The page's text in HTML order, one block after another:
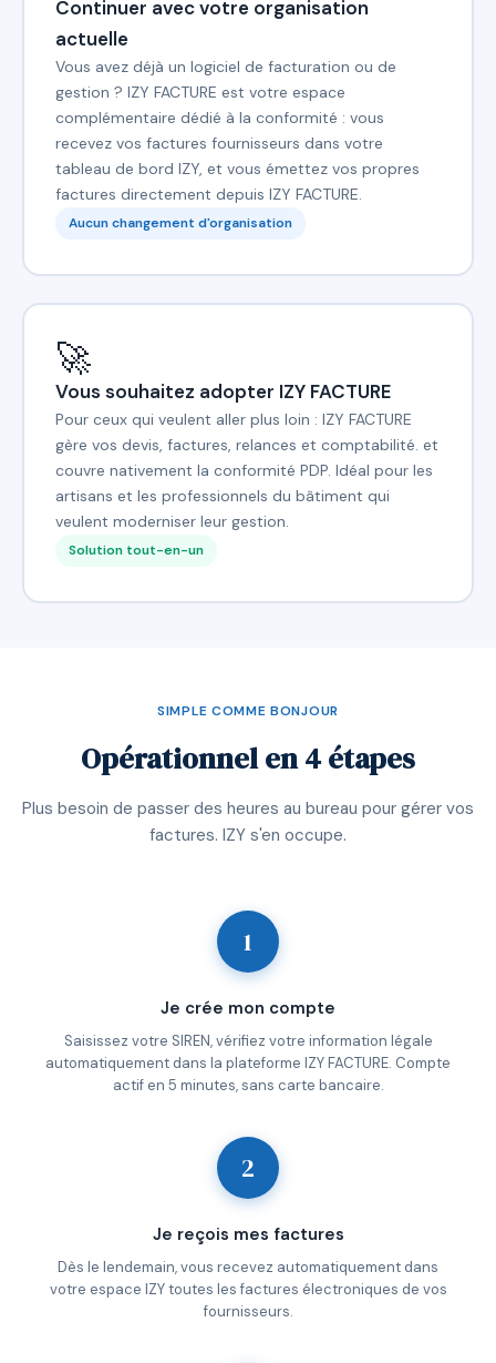
Continuer avec votre organisation
actuelle
Vous avez déjà un logiciel de facturation ou de
gestion ? IZY FACTURE est votre espace
complémentaire dédié à la conformité : vous
recevez vos factures fournisseurs dans votre
tableau de bord IZY, et vous émettez vos propres
factures directement depuis IZY FACTURE.
Aucun changement d'organisation
🚀
Vous souhaitez adopter IZY FACTURE
Pour ceux qui veulent aller plus loin : IZY FACTURE
gère vos devis, factures, relances et comptabilité. et
couvre nativement la conformité PDP. Idéal pour les
artisans et les professionnels du bâtiment qui
veulent moderniser leur gestion.
Solution tout-en-un
SIMPLE COMME BONJOUR
Opérationnel en 4 étapes
Plus besoin de passer des heures au bureau pour gérer vos
factures. IZY s'en occupe.
1
Je crée mon compte
Saisissez votre SIREN, vérifiez votre information légale
automatiquement dans la plateforme IZY FACTURE. Compte
actif en 5 minutes, sans carte bancaire.
2
Je reçois mes factures
Dès le lendemain, vous recevez automatiquement dans
votre espace IZY toutes les factures électroniques de vos
fournisseurs.